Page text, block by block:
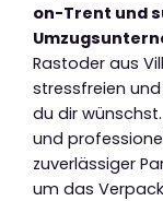
on-Trent und
Rastoder aus
stressfreien
du dir
und
zuverlässiger
um das